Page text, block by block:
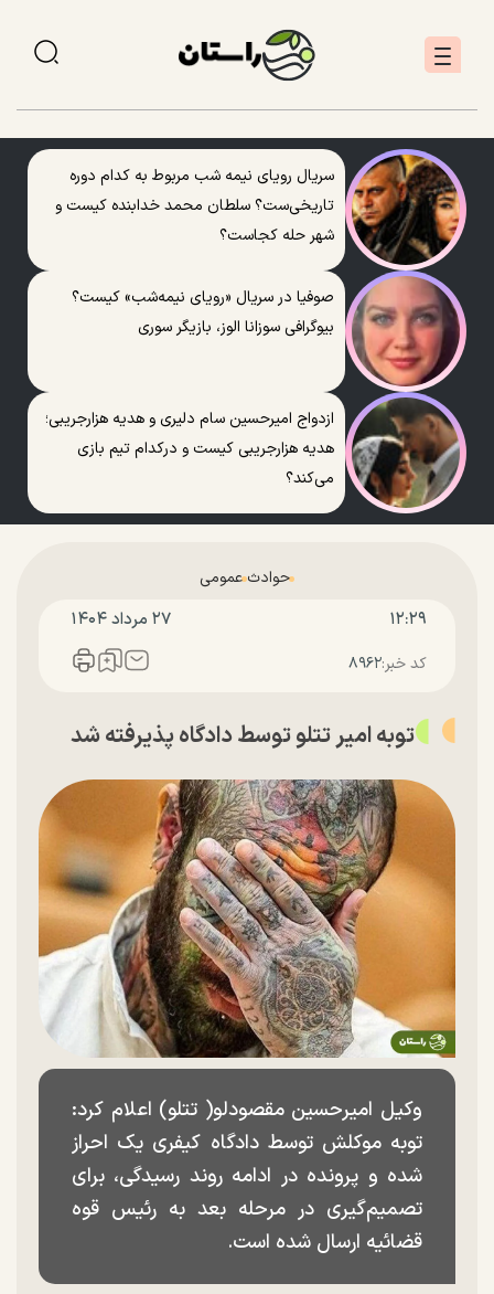
سریال رویای نیمه شب مربوط به کدام دوره
تاریخی‌ست؟ سلطان محمد خدابنده کیست و
شهر حله کجاست؟
صوفیا در سریال «رویای نیمه‌شب» کیست؟
بیوگرافی سوزانا الوز، بازیگر سوری
ازدواج امیرحسین سام دلیری و هدیه هزارجریبی؛
هدیه هزارجریبی کیست و درکدام تیم بازی
می‌کند؟
حوادث عمومی
۱۲:۲۹ ۲۷ مرداد ۱۴۰۴
کد خبر:۸۹۶۲
توبه امیر تتلو توسط دادگاه پذیرفته شد
وکیل امیرحسین مقصودلو( تتلو) اعلام کرد:
توبه موکلش توسط دادگاه کیفری یک احراز
شده و پرونده در ادامه روند رسیدگی، برای
تصمیم‌گیری در مرحله بعد به رئیس قوه
قضائیه ارسال شده است.